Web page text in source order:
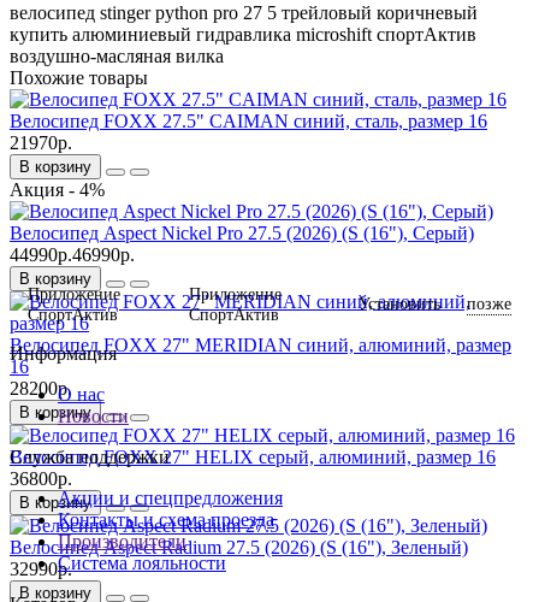
велосипед stinger python pro 27 5 трейловый коричневый
купить алюминиевый гидравлика microshift спортАктив
воздушно-масляная вилка
Похожие товары
Велосипед FOXX 27.5" CAIMAN синий, сталь, размер 16
21970р.
В корзину
Акция - 4%
Велосипед Aspect Nickel Pro 27.5 (2026) (S (16"), Серый)
44990р.46990р.
В корзину
Велосипед FOXX 27" MERIDIAN синий, алюминий, размер
16
28200р.
В корзину
Велосипед FOXX 27" HELIX серый, алюминий, размер 16
36800р.
В корзину
Велосипед Aspect Radium 27.5 (2026) (S (16"), Зеленый)
32990р.
В корзину
Приложение
СпортАктив
Приложение
СпортАктив
Установить позже
Информация
О нас
Новости
Служба поддержки
Акции и спецпредложения
Контакты и схема проезда
Производители
Система лояльности